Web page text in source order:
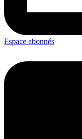
Espace abonnés